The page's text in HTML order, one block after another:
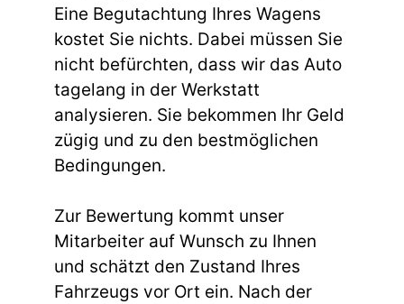
Eine Begutachtung Ihres Wagens
kostet Sie nichts. Dabei müssen Sie
nicht befürchten, dass wir das Auto
tagelang in der Werkstatt
analysieren. Sie bekommen Ihr Geld
zügig und zu den bestmöglichen
Bedingungen.
Zur Bewertung kommt unser
Mitarbeiter auf Wunsch zu Ihnen
und schätzt den Zustand Ihres
Fahrzeugs vor Ort ein. Nach der